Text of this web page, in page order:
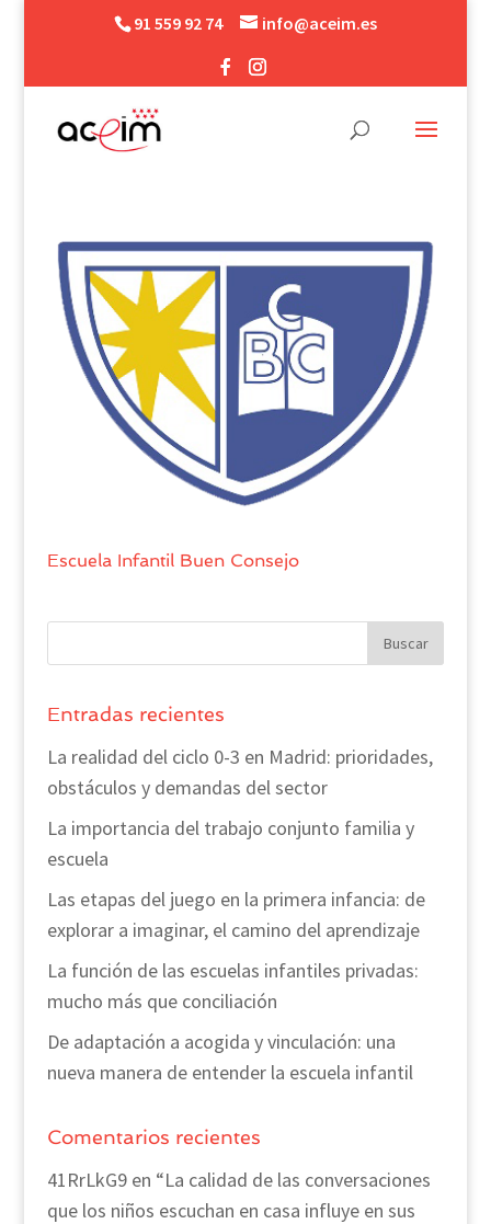
91 559 92 74 info@aceim.es
Escuela Infantil Buen Consejo
Entradas recientes
La realidad del ciclo 0-3 en Madrid: prioridades,
obstáculos y demandas del sector
La importancia del trabajo conjunto familia y
escuela
Las etapas del juego en la primera infancia: de
explorar a imaginar, el camino del aprendizaje
La función de las escuelas infantiles privadas:
mucho más que conciliación
De adaptación a acogida y vinculación: una
nueva manera de entender la escuela infantil
Comentarios recientes
41RrLkG9en “La calidad de las conversaciones
que los niños escuchan en casa influye en sus